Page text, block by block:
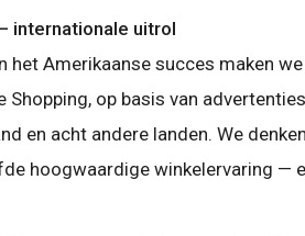
internationale uitrol
het Amerikaanse succes maken
Shopping, op basis van
en acht andere landen. We
hoogwaardige winkelervaring —